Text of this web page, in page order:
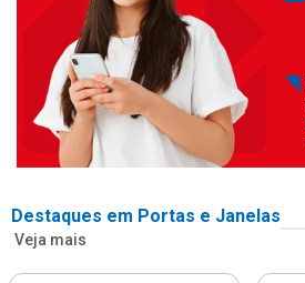
Destaques em Portas e Janelas
Veja mais